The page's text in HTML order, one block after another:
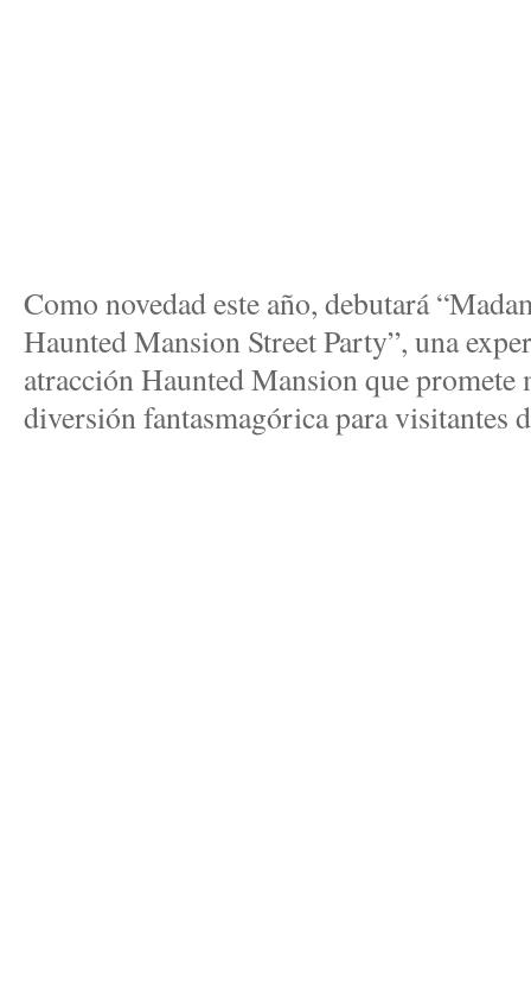
Como novedad este año, debutará
Haunted Mansion Street Party”, una
atracción Haunted Mansion que
diversión fantasmagórica para visitantes